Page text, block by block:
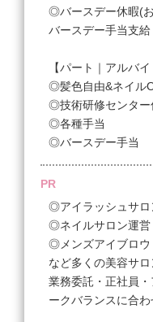
▼デビュー12ヶ月以
・売上45万以上 45
・売上60万以上 47
＜試用期間あり＞ 1
1,500円
【業務委託】
◆完全歩合 25万円〜
・売上45万円以上
・売上50万円以上
・売上60万円以上
◎バースデー休暇(
バースデー手当支給
【パート｜アルバ
◎髪色自由&ネイル
◎技術研修センター
◎各種手当
◎バースデー手当
PR
◎アイラッシュサロ
◎ネイルサロン運営
◎メンズアイブロウ
など多くの美容サロ
業務委託・正社員
ークバランスに合わ